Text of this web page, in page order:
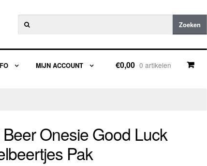
naar:
Zoeken
MIJN ACCOUNT €0,00 0 artikelen
Onesie Good Luck
Pak